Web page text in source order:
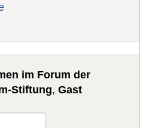
im Forum der
Stiftung,Gast